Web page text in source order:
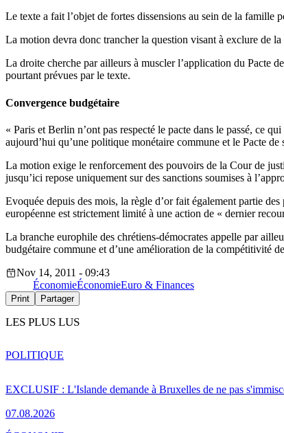
Le texte a fait l’objet de fortes dissensions au sein de la famille
La motion devra donc trancher la question visant à exclure de
La droite cherche par ailleurs à muscler l’application du Pacte
pourtant prévues par le texte.
Convergence budgétaire
« Paris et Berlin n’ont pas respecté le pacte dans le passé, ce
aujourd’hui qu’une politique monétaire commune et le Pacte
La motion exige le renforcement des pouvoirs de la Cour de
jusqu’ici repose uniquement sur des sanctions soumises à
Evoquée depuis des mois, la règle d’or fait également partie
européenne est strictement limité à une action de « dernier
La branche europhile des chrétiens-démocrates appelle par
budgétaire commune et d’une amélioration de la compétitivité
Nov 14, 2011 - 09:43
ÉconomieÉconomieEuro & Finances
Print Partager
LES PLUS LUS
EXCLUSIF : L'Islande demande à Bruxelles de ne pas
07.08.2026
POLITIQUE